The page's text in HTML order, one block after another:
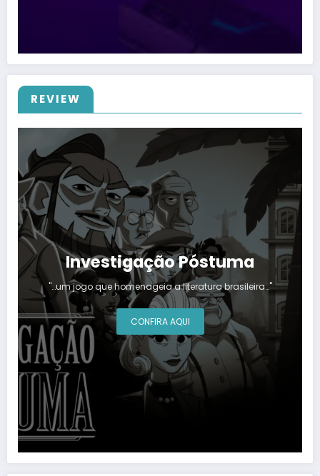
REVIEW
Investigação Póstuma
"…um jogo que homenageia a literatura brasileira…"
CONFIRA AQUI